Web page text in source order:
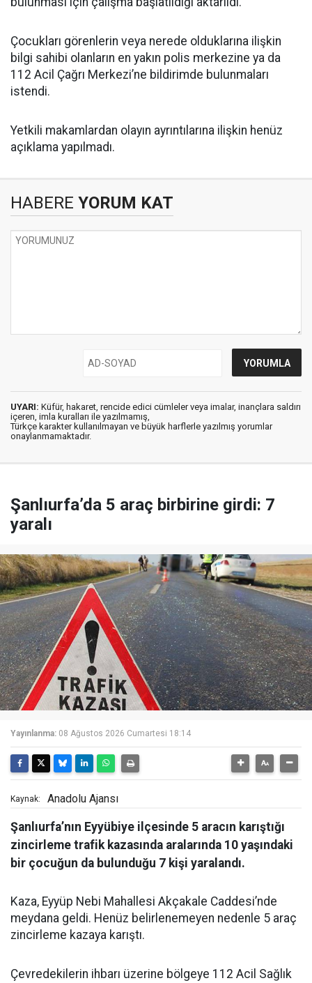
Çocukları görenlerin veya nerede olduklarına ilişkin
bilgi sahibi olanların en yakın polis merkezine ya da
112 Acil Çağrı Merkezi’ne bildirimde bulunmaları
istendi.
Yetkili makamlardan olayın ayrıntılarına ilişkin henüz
açıklama yapılmadı.
HABERE YORUM KAT
UYARI: Küfür, hakaret, rencide edici cümleler veya imalar, inançlara saldırı
içeren, imla kuralları ile yazılmamış,
Türkçe karakter kullanılmayan ve büyük harflerle yazılmış yorumlar
onaylanmamaktadır.
Şanlıurfa’da 5 araç birbirine girdi: 7
yaralı
Yayınlanma: 08 Ağustos 2026 Cumartesi 18:14
Kaynak: Anadolu Ajansı
Şanlıurfa’nın Eyyübiye ilçesinde 5 aracın karıştığı
zincirleme trafik kazasında aralarında 10 yaşındaki
bir çocuğun da bulunduğu 7 kişi yaralandı.
Kaza, Eyyüp Nebi Mahallesi Akçakale Caddesi’nde
meydana geldi. Henüz belirlenemeyen nedenle 5 araç
zincirleme kazaya karıştı.
Çevredekilerin ihbarı üzerine bölgeye 112 Acil Sağlık